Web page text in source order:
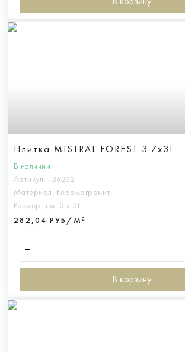
Плитка MISTRAL FOREST 3.7x31
В наличии
Артикул: 136292
Материал: Керамогранит
Размер, см: 3 х 31
282,04 РУБ/М²
В корзину